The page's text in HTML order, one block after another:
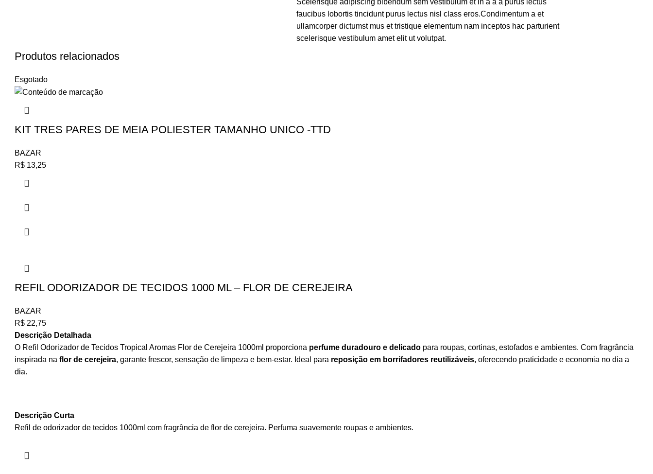
faucibus lobortis tincidunt purus lectus nisl class eros.Condimentum a et
ullamcorper dictumst mus et tristique elementum nam inceptos hac parturient
scelerisque vestibulum amet elit ut volutpat.
Produtos relacionados
Esgotado
KIT TRES PARES DE MEIA POLIESTER TAMANHO UNICO -TTD
BAZAR
R$ 13,25
REFIL ODORIZADOR DE TECIDOS 1000 ML – FLOR DE CEREJEIRA
BAZAR
R$ 22,75
Descrição Detalhada
O Refil Odorizador de Tecidos Tropical Aromas Flor de Cerejeira 1000ml proporciona perfume duradouro e delicado para roupas, cortinas, estofados e ambientes. Com fragrância
inspirada na flor de cerejeira, garante frescor, sensação de limpeza e bem-estar. Ideal para reposição em borrifadores reutilizáveis, oferecendo praticidade e economia no dia a
dia.
Descrição Curta
Refil de odorizador de tecidos 1000ml com fragrância de flor de cerejeira. Perfuma suavemente roupas e ambientes.